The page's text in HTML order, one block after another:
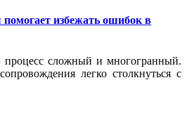
избежать ошибок в
сложный и многогранный.
легко столкнуться с